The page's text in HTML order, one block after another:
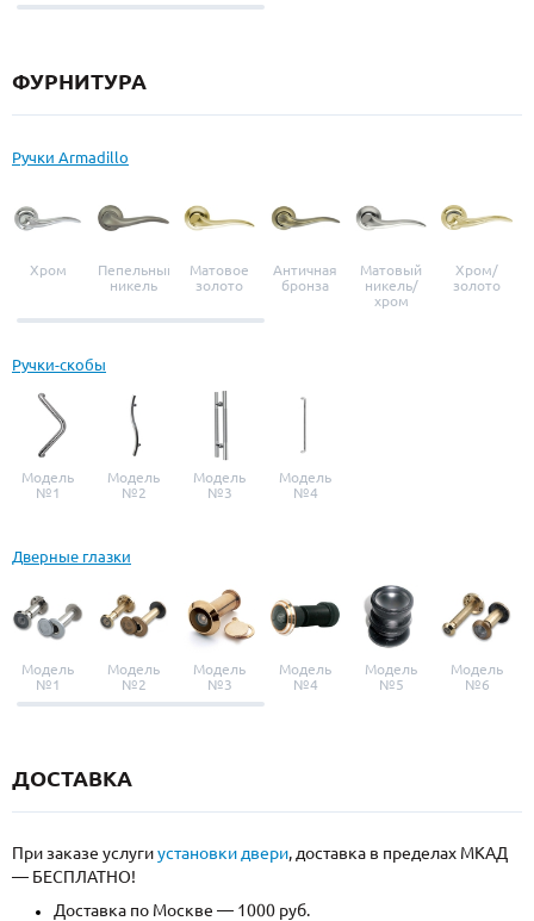
ФУРНИТУРА
Ручки Armadillo
Хром
Пепельный
никель
Матовое
золото
Античная
бронза
Матовый
никель/
хром
Хром/
золото
Ручки-скобы
Модель
№1
Модель
№2
Модель
№3
Модель
№4
Дверные глазки
Модель
№1
Модель
№2
Модель
№3
Модель
№4
Модель
№5
Модель
№6
ДОСТАВКА
При заказе услугиустановки двери, доставка в пределах МКАД
— БЕСПЛАТНО!
Доставка по Москве — 1000 руб.